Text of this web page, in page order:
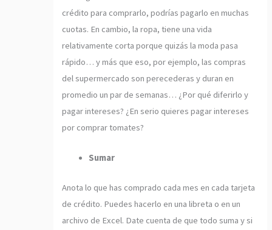
crédito para comprarlo, podrías pagarlo en muchas
cuotas. En cambio, la ropa, tiene una vida
relativamente corta porque quizás la moda pasa
rápido… y más que eso, por ejemplo, las compras
del supermercado son perecederas y duran en
promedio un par de semanas… ¿Por qué diferirlo y
pagar intereses? ¿En serio quieres pagar intereses
por comprar tomates?
Sumar
Anota lo que has comprado cada mes en cada tarjeta
de crédito. Puedes hacerlo en una libreta o en un
archivo de Excel. Date cuenta de que todo suma y si